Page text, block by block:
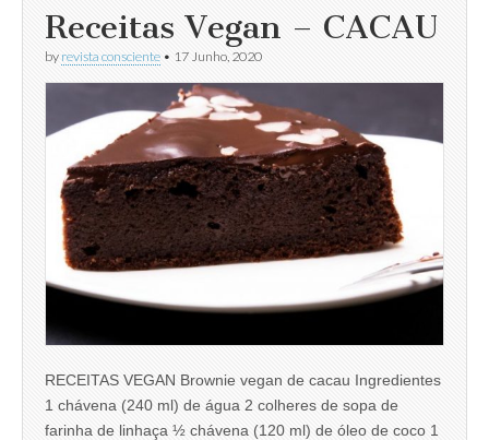
Receitas Vegan – CACAU
by revista consciente • 17 Junho, 2020
RECEITAS VEGAN Brownie vegan de cacau Ingredientes
1 chávena (240 ml) de água 2 colheres de sopa de
farinha de linhaça ½ chávena (120 ml) de óleo de coco 1